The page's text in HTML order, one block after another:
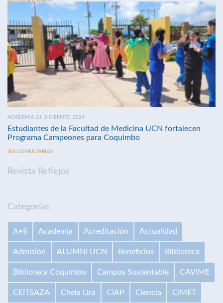
SIN COMENTARIOS
ACADEMIA 21 DICIEMBRE, 2024
Estudiantes de la Facultad de Medicina UCN fortalecen
Programa Campeones para Coquimbo
SIN COMENTARIOS
Revista Reflejos
Categorías
A+S Academia Acreditación Actualidad
Admisión ALUMNI UCN Beneficios Biblioteca
Biblioteca Coquimbo Campus Sustentable CAVIME
CEITSAZA Chela Lira CIAP Ciencia CIMET